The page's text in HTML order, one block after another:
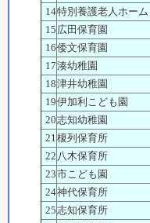
14特別養護老人ホー
15 広田保育園
16倭文保育園
17湊幼稚園
18津井幼稚園
19伊加利こども園
20志知幼稚園
21榎列保育所
22 八木保育所
23市こども園
24神代保育所
25志知保育所